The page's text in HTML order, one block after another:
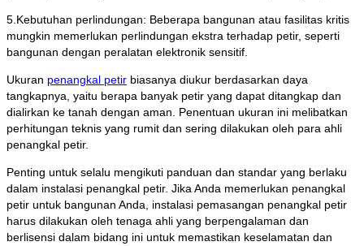
5.Kebutuhan perlindungan: Beberapa bangunan atau fasilitas kritis
mungkin memerlukan perlindungan ekstra terhadap petir, seperti
bangunan dengan peralatan elektronik sensitif.
Ukuran penangkal petir biasanya diukur berdasarkan daya
tangkapnya, yaitu berapa banyak petir yang dapat ditangkap dan
dialirkan ke tanah dengan aman. Penentuan ukuran ini melibatkan
perhitungan teknis yang rumit dan sering dilakukan oleh para ahli
penangkal petir.
Penting untuk selalu mengikuti panduan dan standar yang berlaku
dalam instalasi penangkal petir. Jika Anda memerlukan penangkal
petir untuk bangunan Anda, instalasi pemasangan penangkal petir
harus dilakukan oleh tenaga ahli yang berpengalaman dan
berlisensi dalam bidang ini untuk memastikan keselamatan dan